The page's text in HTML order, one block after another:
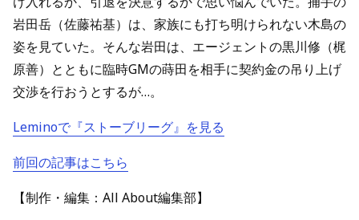
岩田岳（佐藤祐基）は、家族にも打ち明けられない木島の
姿を見ていた。そんな岩田は、エージェントの黒川修（梶
原善）とともに臨時GMの蒔田を相手に契約金の吊り上げ
交渉を行おうとするが…。
Leminoで『ストーブリーグ』を見る
前回の記事はこちら
【制作・編集：All About編集部】